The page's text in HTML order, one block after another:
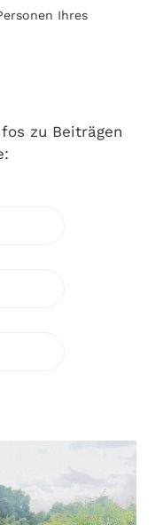
Ihres
zu Beiträgen